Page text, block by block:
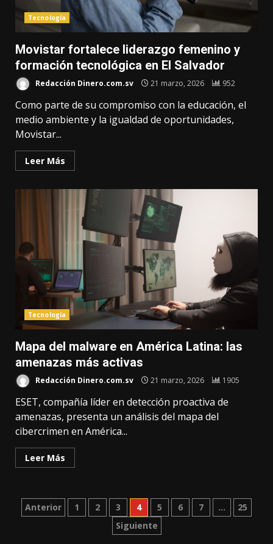
Tecnología
Movistar fortalece liderazgo femenino y
formación tecnológica en El Salvador
Redacción Dinero.com.sv 21 marzo, 2026 952
Como parte de su compromiso con la educación, el
medio ambiente y la igualdad de oportunidades,
Movistar...
Leer Más
Tecnología
Mapa del malware en América Latina: las
amenazas más activas
Redacción Dinero.com.sv 21 marzo, 2026 1905
ESET, compañía líder en detección proactiva de
amenazas, presenta un análisis del mapa del
cibercrimen en América...
Leer Más
Paginación
Anterior 1 2 3 4 5 6 7 …
25
Siguiente